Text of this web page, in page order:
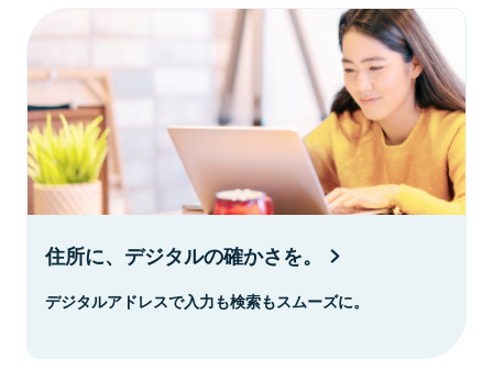
住所に、デジタルの確かさを。
デジタルアドレスで入力も検索もスムーズに。